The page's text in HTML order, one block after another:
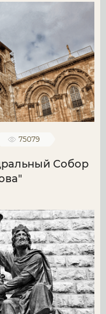
75079
Собор